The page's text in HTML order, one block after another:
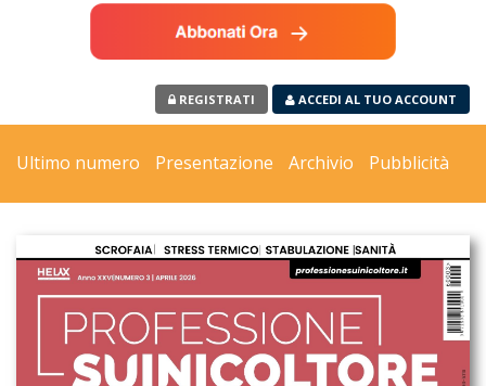
REGISTRATI ACCEDI AL TUO ACCOUNT
Ultimo numero Presentazione Archivio Pubblicità